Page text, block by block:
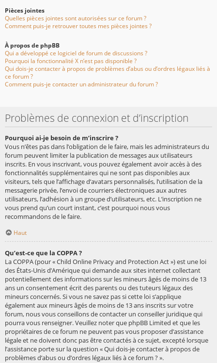
Pièces jointes
Quelles pièces jointes sont autorisées sur ce forum ?
Comment puis-je retrouver toutes mes pièces jointes ?
À propos de phpBB
Qui a développé ce logiciel de forum de discussions ?
Pourquoi la fonctionnalité X n’est pas disponible ?
Qui dois-je contacter à propos de problèmes d’abus ou d’ordres légaux liés à
ce forum ?
Comment puis-je contacter un administrateur du forum ?
Problèmes de connexion et d’inscription
Pourquoi ai-je besoin de m’inscrire ?
Vous n’êtes pas dans l’obligation de le faire, mais les administrateurs du
forum peuvent limiter la publication de messages aux utilisateurs
inscrits. En vous inscrivant, vous pouvez également avoir accès à des
fonctionnalités supplémentaires qui ne sont pas disponibles aux
visiteurs, tels que l’affichage d’avatars personnalisés, l’utilisation de la
messagerie privée, l’envoi de courriers électroniques aux autres
utilisateurs, l’adhésion à un groupe d’utilisateurs, etc. L’inscription ne
vous prend qu’un court instant, c’est pourquoi nous vous
recommandons de le faire.
Haut
Qu’est-ce que la COPPA ?
La COPPA (pour « Child Online Privacy and Protection Act ») est une loi
des États-Unis d’Amérique qui demande aux sites internet collectant
potentiellement des informations sur les mineurs âgés de moins de 13
ans un consentement écrit des parents ou des tuteurs légaux des
mineurs concernés. Si vous ne savez pas si cette loi s’applique
également aux mineurs âgés de moins de 13 ans inscrits sur votre
forum, nous vous conseillons de contacter un conseiller juridique qui
pourra vous renseigner. Veuillez noter que phpBB Limited et que les
propriétaires de ce forum ne peuvent pas vous proposer d’assistance
légale et ne doivent donc pas être contactés à ce sujet, excepté lorsque
l’assistance porte sur la question « Qui dois-je contacter à propos de
problèmes d’abus ou d’ordres légaux liés à ce forum ? ».